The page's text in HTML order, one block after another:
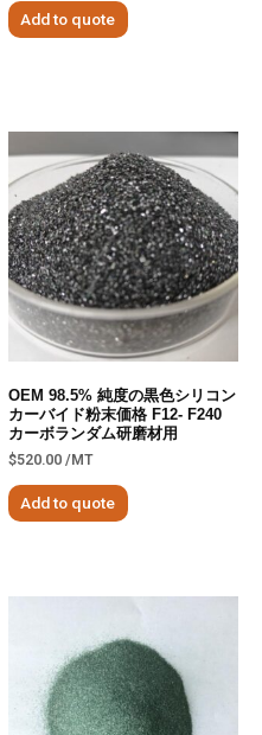
Add to quote
OEM 98.5% 純度の黒色シリコン
カーバイド粉末価格 F12- F240
カーボランダム研磨材用
$520.00 /MT
Add to quote